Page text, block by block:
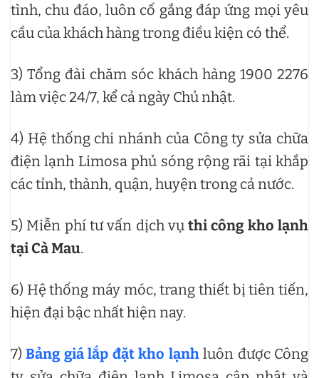
tình, chu đáo, luôn cố gắng đáp ứng mọi yêu
cầu của khách hàng trong điều kiện có thể.
3) Tổng đài chăm sóc khách hàng 1900 2276
làm việc 24/7, kể cả ngày Chủ nhật.
4) Hệ thống chi nhánh của Công ty sửa chữa
điện lạnh Limosa phủ sóng rộng rãi tại khắp
các tỉnh, thành, quận, huyện trong cả nước.
5) Miễn phí tư vấn dịch vụthi công kho lạnh
tại Cà Mau.
6) Hệ thống máy móc, trang thiết bị tiên tiến,
hiện đại bậc nhất hiện nay.
7)Bảng giá lắp đặt kho lạnhluôn được Công